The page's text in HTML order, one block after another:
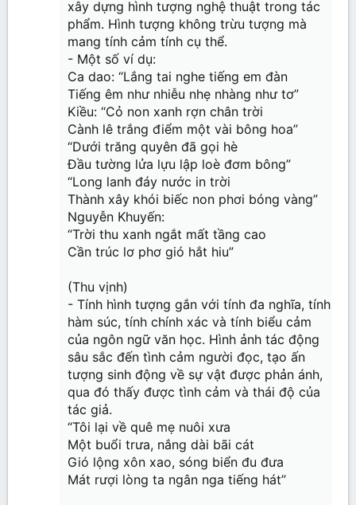
xây dựng hình tượng nghệ thuật trong tác
phẩm. Hình tượng không trừu tượng mà
mang tính cảm tính cụ thể.
- Một số ví dụ:
Ca dao: “Lắng tai nghe tiếng em đàn
Tiếng êm như nhiễu nhẹ nhàng như tơ”
Kiều: “Cỏ non xanh rợn chân trời
Cành lê trắng điểm một vài bông hoa”
“Dưới trăng quyên đã gọi hè
Đầu tường lửa lựu lập loè đơm bông”
“Long lanh đáy nước in trời
Thành xây khói biếc non phơi bóng vàng”
Nguyễn Khuyến:
“Trời thu xanh ngắt mất tầng cao
Cần trúc lơ phơ gió hắt hiu”
(Thu vịnh)
- Tính hình tượng gắn với tính đa nghĩa, tính
hàm súc, tính chính xác và tính biểu cảm
của ngôn ngữ văn học. Hình ảnh tác động
sâu sắc đến tình cảm người đọc, tạo ấn
tượng sinh động về sự vật được phản ánh,
qua đó thấy được tình cảm và thái độ của
tác giả.
“Tôi lại về quê mẹ nuôi xưa
Một buổi trưa, nắng dài bãi cát
Gió lộng xôn xao, sóng biển đu đưa
Mát rượi lòng ta ngân nga tiếng hát”